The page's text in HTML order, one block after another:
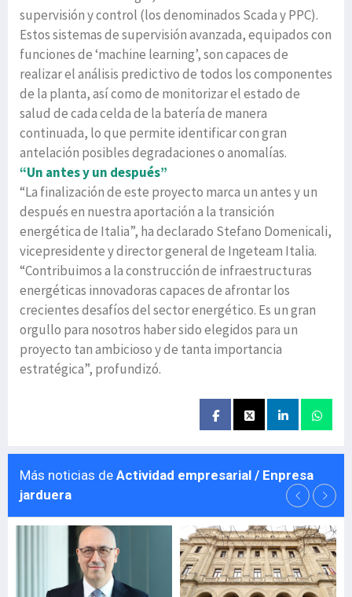
supervisión y control (los denominados Scada y PPC).
Estos sistemas de supervisión avanzada, equipados con
funciones de ‘machine learning’, son capaces de
realizar el análisis predictivo de todos los componentes
de la planta, así como de monitorizar el estado de
salud de cada celda de la batería de manera
continuada, lo que permite identificar con gran
antelación posibles degradaciones o anomalías.
“Un antes y un después”
“La finalización de este proyecto marca un antes y un
después en nuestra aportación a la transición
energética de Italia”, ha declarado Stefano Domenicali,
vicepresidente y director general de Ingeteam Italia.
“Contribuimos a la construcción de infraestructuras
energéticas innovadoras capaces de afrontar los
crecientes desafíos del sector energético. Es un gran
orgullo para nosotros haber sido elegidos para un
proyecto tan ambicioso y de tanta importancia
estratégica”, profundizó.
Más noticias de Actividad empresarial / Enpresa
jarduera